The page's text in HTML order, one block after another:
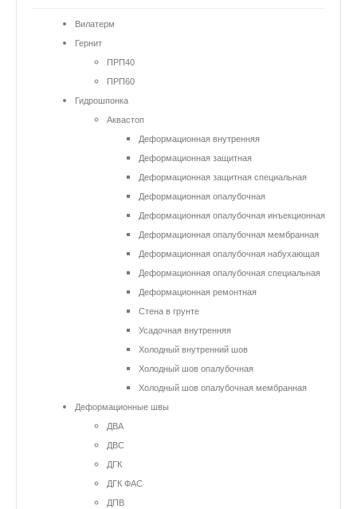
Вилатерм
Гернит
ПРП40
ПРП60
Гидрошпонка
Аквастоп
Деформационная внутренняя
Деформационная защитная
Деформационная защитная специальная
Деформационная опалубочная
Деформационная опалубочная инъекционная
Деформационная опалубочная мембранная
Деформационная опалубочная набухающая
Деформационная опалубочная специальная
Деформационная ремонтная
Стена в грунте
Усадочная внутренняя
Холодный внутренний шов
Холодный шов опалубочная
Холодный шов опалубочная мембранная
Деформационные швы
ДВА
ДВС
ДГК
ДГК ФАС
ДПВ